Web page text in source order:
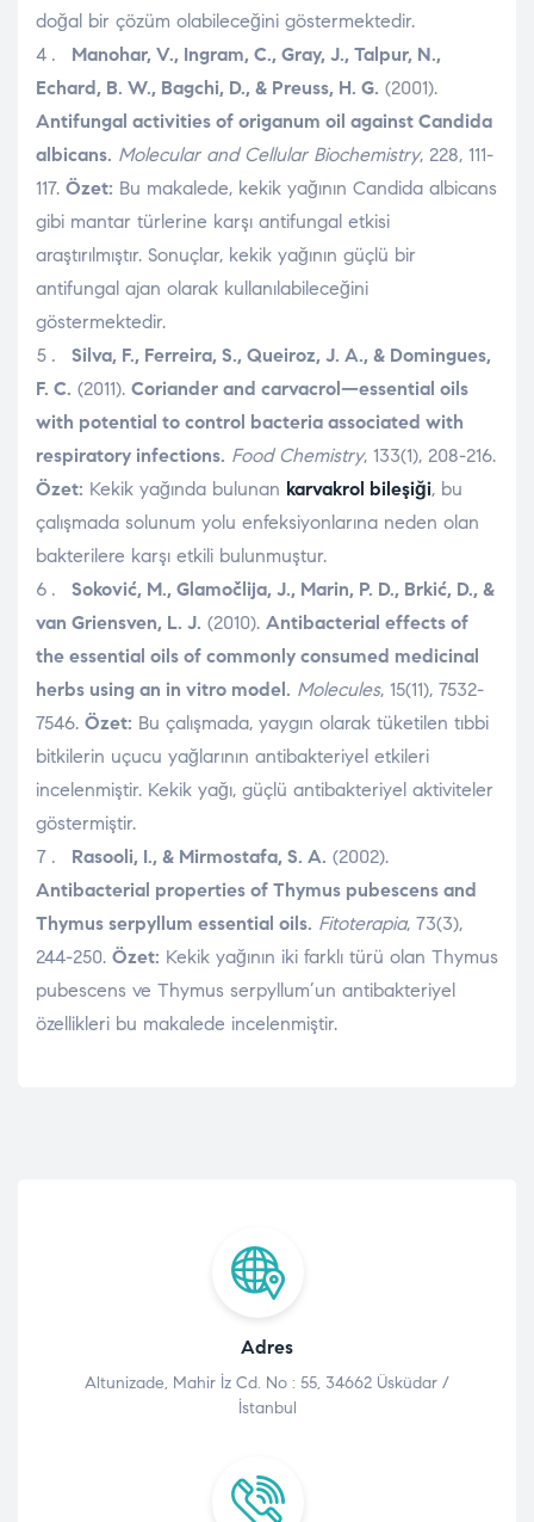
doğal bir çözüm olabileceğini göstermektedir.
Manohar, V., Ingram, C., Gray, J., Talpur, N.,
Echard, B. W., Bagchi, D., & Preuss, H. G. (2001).
Antifungal activities of origanum oil against Candida
albicans. Molecular and Cellular Biochemistry, 228, 111-
117. Özet: Bu makalede, kekik yağının Candida albicans
gibi mantar türlerine karşı antifungal etkisi
araştırılmıştır. Sonuçlar, kekik yağının güçlü bir
antifungal ajan olarak kullanılabileceğini
göstermektedir.
Silva, F., Ferreira, S., Queiroz, J. A., & Domingues,
F. C. (2011). Coriander and carvacrol—essential oils
with potential to control bacteria associated with
respiratory infections. Food Chemistry, 133(1), 208-216.
Özet: Kekik yağında bulunan karvakrol bileşiği, bu
çalışmada solunum yolu enfeksiyonlarına neden olan
bakterilere karşı etkili bulunmuştur.
Soković, M., Glamočlija, J., Marin, P. D., Brkić, D., &
van Griensven, L. J. (2010). Antibacterial effects of
the essential oils of commonly consumed medicinal
herbs using an in vitro model. Molecules, 15(11), 7532-
7546. Özet: Bu çalışmada, yaygın olarak tüketilen tıbbi
bitkilerin uçucu yağlarının antibakteriyel etkileri
incelenmiştir. Kekik yağı, güçlü antibakteriyel aktiviteler
göstermiştir.
Rasooli, I., & Mirmostafa, S. A. (2002).
Antibacterial properties of Thymus pubescens and
Thymus serpyllum essential oils. Fitoterapia, 73(3),
244-250. Özet: Kekik yağının iki farklı türü olan Thymus
pubescens ve Thymus serpyllum’un antibakteriyel
özellikleri bu makalede incelenmiştir.
Adres
Altunizade, Mahir İz Cd. No : 55, 34662 Üsküdar /
İstanbul